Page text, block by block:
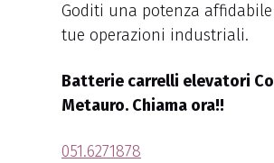
Goditi una potenza
tue operazioni industriali.
Batterie carrelli elevatori
Metauro. Chiama ora!!
051.6271878